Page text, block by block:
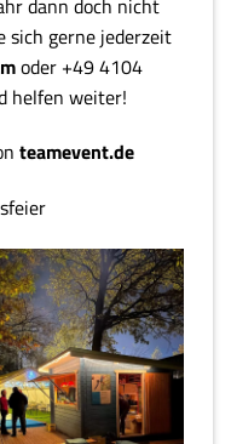
sich gerne jederzeit
oder +49 4104
helfen weiter!
teamevent.de